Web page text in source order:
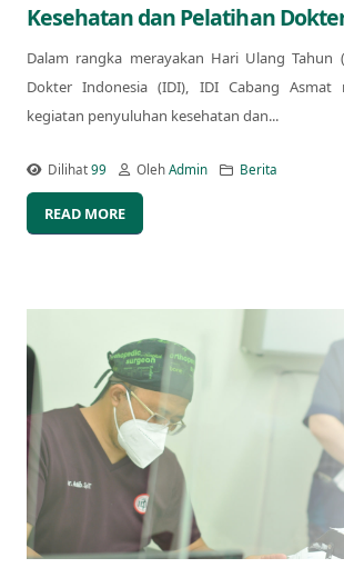
Kesehatan dan Pelatihan
Dalam rangka merayakan Hari Ulang Tahun
Dokter Indonesia (IDI), IDI Cabang Asmat
kegiatan penyuluhan kesehatan dan...
Dilihat99 OlehAdmin Berita
READ MORE